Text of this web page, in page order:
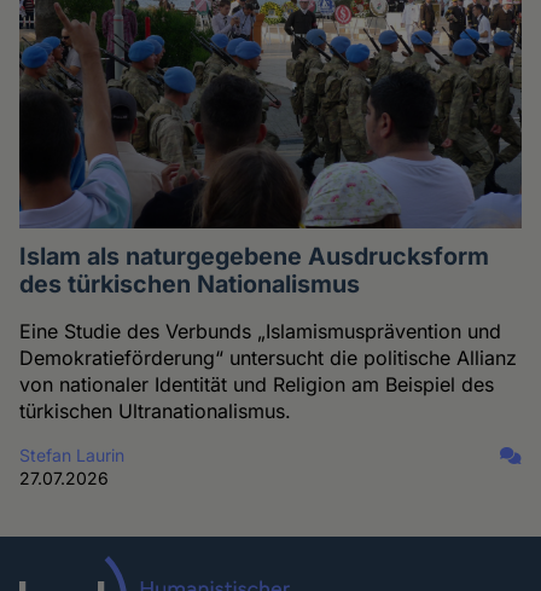
Islam als naturgegebene Ausdrucksform
des türkischen Nationalismus
Eine Studie des Verbunds „Islamismusprävention und
Demokratieförderung“ untersucht die politische Allianz
von nationaler Identität und Religion am Beispiel des
türkischen Ultranationalismus.
Stefan Laurin
27.07.2026